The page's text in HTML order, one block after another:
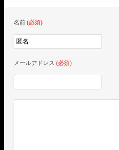
名前 (必須)
メールアドレス (必須)